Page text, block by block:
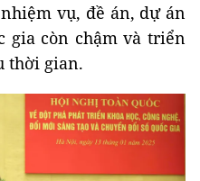
vụ, đề án, dự án
gia còn chậm và triển
thời gian.